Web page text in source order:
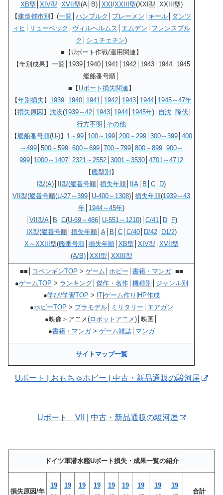
XB型 XIV型 XVII型(A│B)│ XXI /XXIII型(XXI型│XXIII型)
【建造都市別 】(一覧 ハンブルク ブレーメン キール ダンツ
ィヒ
リューベック ヴィルヘルムス エムデン
フレンスブル
ク
シュチェチン)
■【Uボート作戦/運用関連】
【年別成果】一覧│1939│1940│1941│1942│1943│1944│1945
艦船番号順│
■ 【 Uボート損失関連 】
【年別損失 】 1939│ 1940│ 1941│ 1942│ 1943│ 1944│ 1945～47年
【損失原因 】 沈没(1939～42│ 1943│ 1944│ 1945年)│ 自沈│ 降伏
行方不明
その他
【艦船番号順(U-)】 1～99│ 100～199│ 200～299│ 300～399│ 400
～499│ 500～599│ 600～699│ 700～799│ 800～899│ 900～
999 1000～1407 2321～2552 3001～3530 4701～4712
【艦型別 】
I型(A)│ II型(艦番号順 損失年順 IIA B C D)
VII型(艦番号順(U-27～399 U-400～1308)│ 損失年順(1939～43
年 1944～45年)
VII型A B C(U-69～486 U-551～1210)│ C/41 D F)
IX型(艦番号順│ 損失年順│ A│ B C│ C/40│ D/42│ D1/2)
X～XXIII型(艦番号順│ 損失年順│ XB型 XIV型 XVII型
(A/B)│ XXI型 XXIII型
■■│ コペンギンTOP > ゲーム ホビー 書籍・マンガ│■■
●ゲームTOP > ランキング│ 傑作・名作│ 機種別
ジャンル別
●学び/学習TOP > IT| ゲーム作り HP作成
●ホビーTOP > プラモデル│ ミリタリー
エアガン
●映像＞アニメ(ロボットアニメ)│映画│
●書籍・マンガ> ゲーム雑誌│ マンガ
サイトマップ一覧
Uボート | おもちゃホビー | 中古・新品通販の駿河屋
Uボート VII | 中古・新品通販の駿河屋
ドイツ軍潜水艦Uボート損失・成果一覧の紹介
損失原因/年
19
19
19
19
19
19
19
19
19
合計